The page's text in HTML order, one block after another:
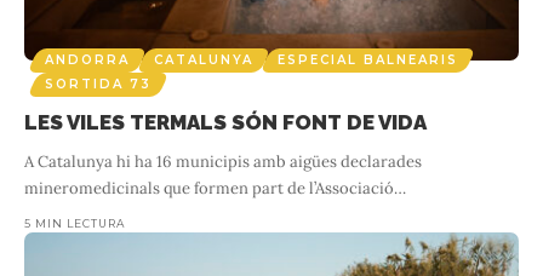
ANDORRA CATALUNYA
ESPECIAL BALNEARIS
SORTIDA 73
LES VILES TERMALS SÓN FONT DE VIDA
A Catalunya hi ha 16 municipis amb aigües declarades
mineromedicinals que formen part de l’Associació…
5 MIN LECTURA